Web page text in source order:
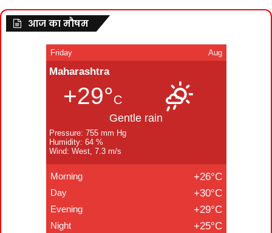
आज का मौषम
Friday Aug
Maharashtra
+29°C
Gentle rain
Pressure: 755 mm Hg
Humidity: 64 %
Wind: West, 7.3 m/s
Morning +26°C
Day +30°C
Evening +29°C
Night +25°C